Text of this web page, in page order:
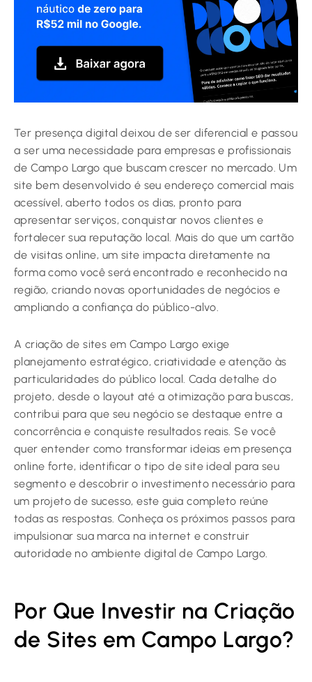
Ter presença digital deixou de ser diferencial e passou
a ser uma necessidade para empresas e profissionais
de Campo Largo que buscam crescer no mercado. Um
site bem desenvolvido é seu endereço comercial mais
acessível, aberto todos os dias, pronto para
apresentar serviços, conquistar novos clientes e
fortalecer sua reputação local. Mais do que um cartão
de visitas online, um site impacta diretamente na
forma como você será encontrado e reconhecido na
região, criando novas oportunidades de negócios e
ampliando a confiança do público-alvo.
A criação de sites em Campo Largo exige
planejamento estratégico, criatividade e atenção às
particularidades do público local. Cada detalhe do
projeto, desde o layout até a otimização para buscas,
contribui para que seu negócio se destaque entre a
concorrência e conquiste resultados reais. Se você
quer entender como transformar ideias em presença
online forte, identificar o tipo de site ideal para seu
segmento e descobrir o investimento necessário para
um projeto de sucesso, este guia completo reúne
todas as respostas. Conheça os próximos passos para
impulsionar sua marca na internet e construir
autoridade no ambiente digital de Campo Largo.
Por Que Investir na Criação
de Sites em Campo Largo?